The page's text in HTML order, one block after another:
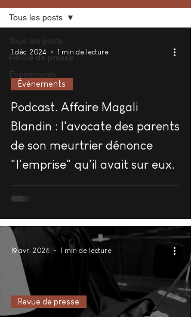
Tous les posts
Revue de presse
Évènements
Tous les posts
Podcast. Affaire Magali
Blandin : l'avocate des parents
de son meurtrier dénonce
"l'emprise" qu'il avait sur eux.
Évènements
1 déc. 2024 1 min de lecture
Revue de presse
19 avr. 2024 1 min de lecture